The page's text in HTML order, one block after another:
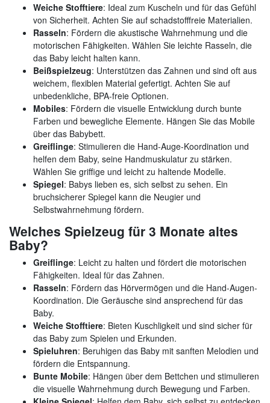
Weiche Stofftiere: Ideal zum Kuscheln und für das Gefühl
von Sicherheit. Achten Sie auf schadstofffreie Materialien.
Rasseln: Fördern die akustische Wahrnehmung und die
motorischen Fähigkeiten. Wählen Sie leichte Rasseln, die
das Baby leicht halten kann.
Beißspielzeug: Unterstützen das Zahnen und sind oft aus
weichem, flexiblen Material gefertigt. Achten Sie auf
unbedenkliche, BPA-freie Optionen.
Mobiles: Fördern die visuelle Entwicklung durch bunte
Farben und bewegliche Elemente. Hängen Sie das Mobile
über das Babybett.
Greiflinge: Stimulieren die Hand-Auge-Koordination und
helfen dem Baby, seine Handmuskulatur zu stärken.
Wählen Sie griffige und leicht zu haltende Modelle.
Spiegel: Babys lieben es, sich selbst zu sehen. Ein
bruchsicherer Spiegel kann die Neugier und
Selbstwahrnehmung fördern.
Welches Spielzeug für 3 Monate altes
Baby?
Greiflinge: Leicht zu halten und fördert die motorischen
Fähigkeiten. Ideal für das Zahnen.
Rasseln: Fördern das Hörvermögen und die Hand-Augen-
Koordination. Die Geräusche sind ansprechend für das
Baby.
Weiche Stofftiere: Bieten Kuschligkeit und sind sicher für
das Baby zum Spielen und Erkunden.
Spieluhren: Beruhigen das Baby mit sanften Melodien und
fördern die Entspannung.
Bunte Mobile: Hängen über dem Bettchen und stimulieren
die visuelle Wahrnehmung durch Bewegung und Farben.